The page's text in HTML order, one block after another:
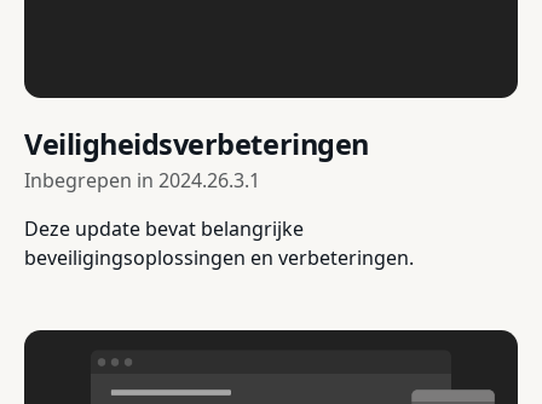
Veiligheidsverbeteringen
Inbegrepen in 2024.26.3.1
Deze update bevat belangrijke
beveiligingsoplossingen en verbeteringen.